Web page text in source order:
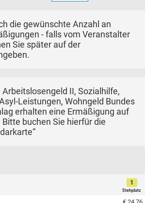
die gewünschte Anzahl an
- falls vom Veranstalter
Sie später auf der
II, Sozialhilfe,
Leistungen, Wohngeld Bundes
erhalten eine Ermäßigung auf
buchen Sie hierfür die
1
Stehplatz